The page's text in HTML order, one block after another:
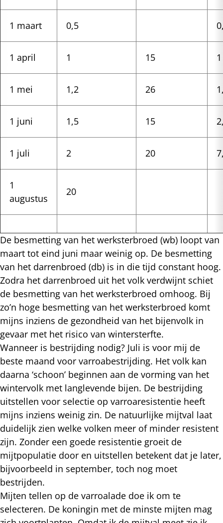
1 maart 0,5
1 april 1 15 1
1 mei 1,2 26
1 juni 1,5 15
1 juli 2 20
1
augustus
20
De besmetting van het werksterbroed (wb) loopt van
maart tot eind juni maar weinig op. De besmetting
van het darrenbroed (db) is in die tijd constant hoog.
Zodra het darrenbroed uit het volk verdwijnt schiet
de besmetting van het werksterbroed omhoog. Bij
zo’n hoge besmetting van het werksterbroed komt
mijns inziens de gezondheid van het bijenvolk in
gevaar met het risico van wintersterfte.
Wanneer is bestrijding nodig? Juli is voor mij de
beste maand voor varroabestrijding. Het volk kan
daarna ‘schoon’ beginnen aan de vorming van het
wintervolk met langlevende bijen. De bestrijding
uitstellen voor selectie op varroaresistentie heeft
mijns inziens weinig zin. De natuurlijke mijtval laat
duidelijk zien welke volken meer of minder resistent
zijn. Zonder een goede resistentie groeit de
mijtpopulatie door en uitstellen betekent dat je later,
bijvoorbeeld in september, toch nog moet
bestrijden.
Mijten tellen op de varroalade doe ik om te
selecteren. De koningin met de minste mijten mag